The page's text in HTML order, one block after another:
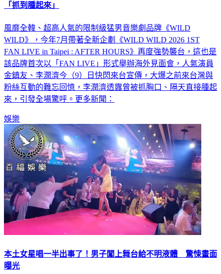
猛男秀天菜來了！金鎮友、李潤濟7月登台 大爆曾被台灣妹
風靡全韓、超高人氣的限制級猛男音樂劇品牌《WILD
WILD》，今年7月帶著全新企劃《WILD WILD 2026 1ST
FAN LIVE in Taipei : AFTER HOURS》再度強勢襲台，這也是
該品牌首次以「FAN LIVE」形式舉辦海外見面會，人氣演員
金鎮友、李潤濟今（9）日快閃來台宣傳，大爆之前來台灣與
粉絲互動的難忘回憶，李潤濟透露曾被抓胸口、隔天直接腫起
娛樂
本土女星唱一半出事了！男子闖上舞台給不明液體 驚悚畫面